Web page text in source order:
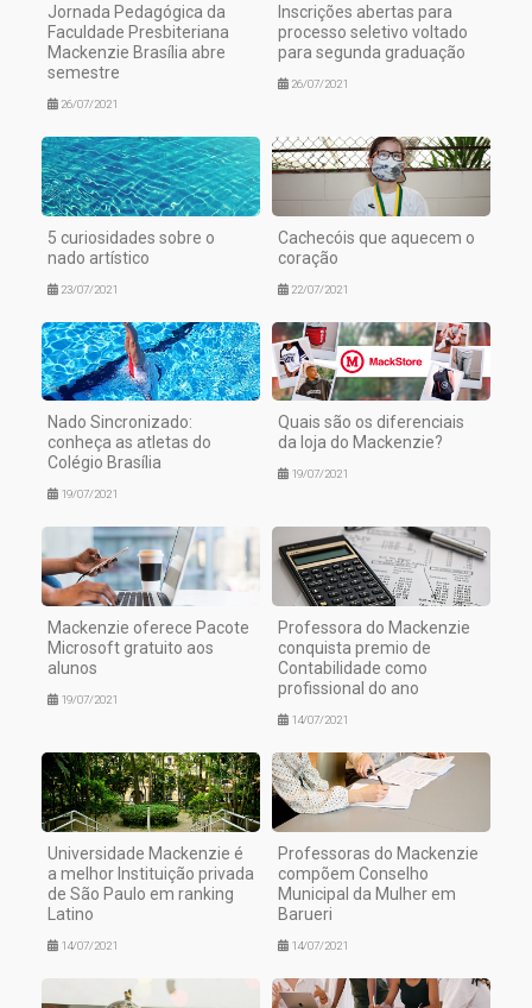
Jornada Pedagógica da
Faculdade Presbiteriana
Mackenzie Brasília abre
semestre
26/07/2021
Inscrições abertas para
processo seletivo voltado
para segunda graduação
26/07/2021
5 curiosidades sobre o
nado artístico
23/07/2021
Cachecóis que aquecem o
coração
22/07/2021
Nado Sincronizado:
conheça as atletas do
Colégio Brasília
19/07/2021
Quais são os diferenciais
da loja do Mackenzie?
19/07/2021
Mackenzie oferece Pacote
Microsoft gratuito aos
alunos
19/07/2021
Professora do Mackenzie
conquista premio de
Contabilidade como
profissional do ano
14/07/2021
Universidade Mackenzie é
a melhor Instituição privada
de São Paulo em ranking
Latino
14/07/2021
Professoras do Mackenzie
compõem Conselho
Municipal da Mulher em
Barueri
14/07/2021